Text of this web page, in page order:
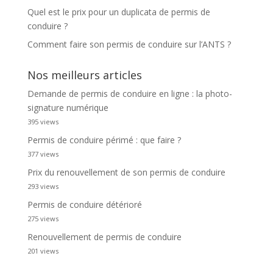
Quel est le prix pour un duplicata de permis de
conduire ?
Comment faire son permis de conduire sur l’ANTS ?
Nos meilleurs articles
Demande de permis de conduire en ligne : la photo-
signature numérique
395 views
Permis de conduire périmé : que faire ?
377 views
Prix du renouvellement de son permis de conduire
293 views
Permis de conduire détérioré
275 views
Renouvellement de permis de conduire
201 views